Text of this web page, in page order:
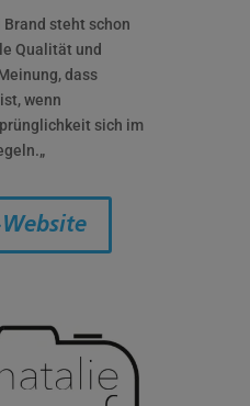
steht schon
Qualität und
dass
wenn
sich im
„